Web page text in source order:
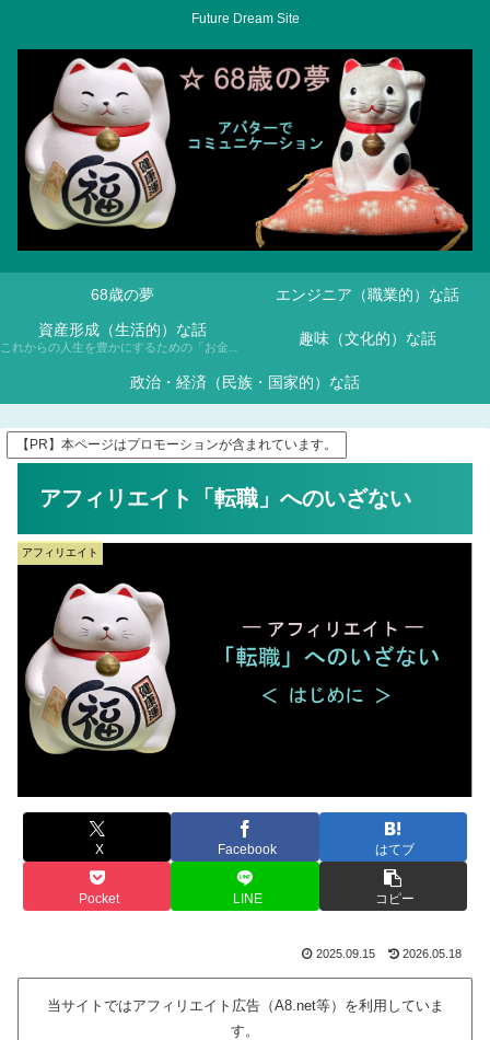
Future Dream Site
68歳の夢
エンジニア（職業的）な話
資産形成（生活的）な話
これからの人生を豊かにするための「お金との付き合い方」について、NISAや投資信託などを通じて学んでいきます。 趣味（文化的）な話
政治・経済（民族・国家的）な話
【PR】本ページはプロモーションが含まれています。
アフィリエイト「転職」へのいざない
アフィリエイト
X Facebook はてブ
Pocket LINE コピー
2025.09.15 2026.05.18
当サイトではアフィリエイト広告（A8.net等）を利用していま
す。